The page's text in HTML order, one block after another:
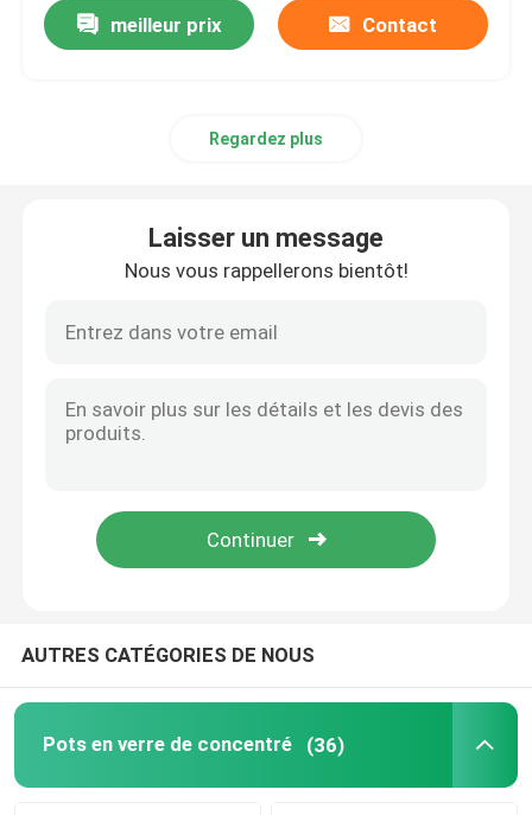
Maison
Produits
meilleur prix Contact
Regardez plus
Laisser un message
Nous vous rappellerons bientôt!
AUTRES CATÉGORIES DE NOUS
Pots en verre de concentré (36)